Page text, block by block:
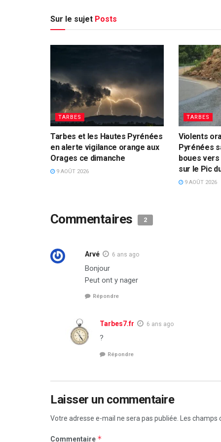
Sur le sujet Posts
TARBES
Tarbes et les Hautes Pyrénées
en alerte vigilance orange aux
Orages ce dimanche
9 AOÛT 2026
TARBES
Violents
Pyrénées
boues
sur le Pic
9 AOÛT 2026
Commentaires 2
Arvé 6 ans ago
Bonjour
Peut ont y nager
Répondre
Tarbes7.fr 6 ans ago
?
Répondre
Laisser un commentaire
Votre adresse e-mail ne sera pas publiée. Les
Commentaire *